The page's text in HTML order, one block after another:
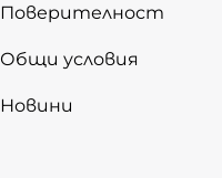
Поверителност
Общи условия
Новини